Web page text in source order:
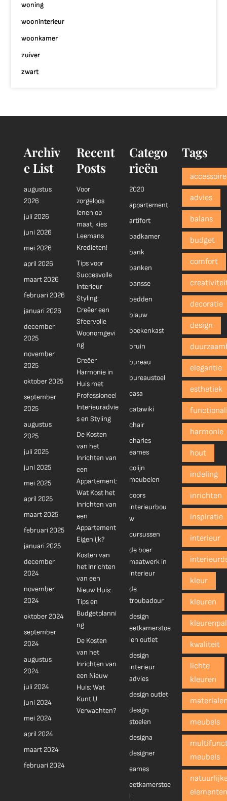
woning
wooninterieur
woonkamer
zuiver
zwart
Archiv
e List
augustus
2026
juli 2026
juni 2026
mei 2026
april 2026
maart 2026
februari 2026
januari 2026
december
2025
november
2025
oktober 2025
september
2025
augustus
2025
juli 2025
juni 2025
mei 2025
april 2025
maart 2025
februari 2025
januari 2025
december
2024
november
2024
oktober 2024
september
2024
augustus
2024
juli 2024
juni 2024
mei 2024
april 2024
maart 2024
februari 2024
Recent
Posts
Voor
zorgeloos
lenen op
maat, kies
Leemans
Kredieten!
Tips voor
Succesvolle
Interieur
Styling:
Creëer een
Sfeervolle
Woonomgevi
ng
Creëer
Harmonie in
Huis met
Professioneel
Interieuradvie
s en Styling
De Kosten
van het
Inrichten van
een
Appartement:
Wat Kost het
Inrichten van
een
Appartement
Eigenlijk?
Kosten van
het Inrichten
van een
Nieuw Huis:
Tips en
Budgetplanni
ng
De Kosten
van het
Inrichten van
een Nieuw
Huis: Wat
Kunt U
Verwachten?
Catego
rieën
2020
appartement
artifort
badkamer
bank
banken
bansse
bedden
blauw
boekenkast
bruin
bureau
bureaustoel
casa
catawiki
chair
charles
eames
colijn
meubelen
coors
interieurbou
w
cursussen
de boer
maatwerk in
interieur
de
troubadour
design
eetkamerstoe
len outlet
design
interieur
advies
design outlet
design
stoelen
designa
designer
eames
eetkamerstoe
l
Tags
advies
balans
budget
comfort
decoratie
design
elegantie
esthetiek
harmonie
hout
indeling
inrichten
inspiratie
interieur
kleur
kleuren
kwaliteit
lichte
kleuren
meubels
meubels